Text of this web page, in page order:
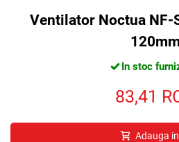
Ventilator Noctua NF-
120mm
In stoc
83,41
Adauga